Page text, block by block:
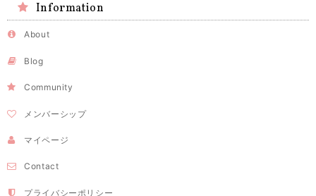
Information
About
Blog
Community
メンバーシップ
マイページ
Contact
プライバシーポリシー